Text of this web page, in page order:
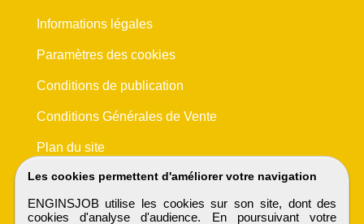
Les cookies permettent d'améliorer votre navigation
ENGINSJOB utilise les cookies sur son site, dont des
cookies d'analyse d'audience. En poursuivant votre
Informations légales
Paramètres des cookies
Conditions de publication
Conditions Générales de Vente
Plan du site